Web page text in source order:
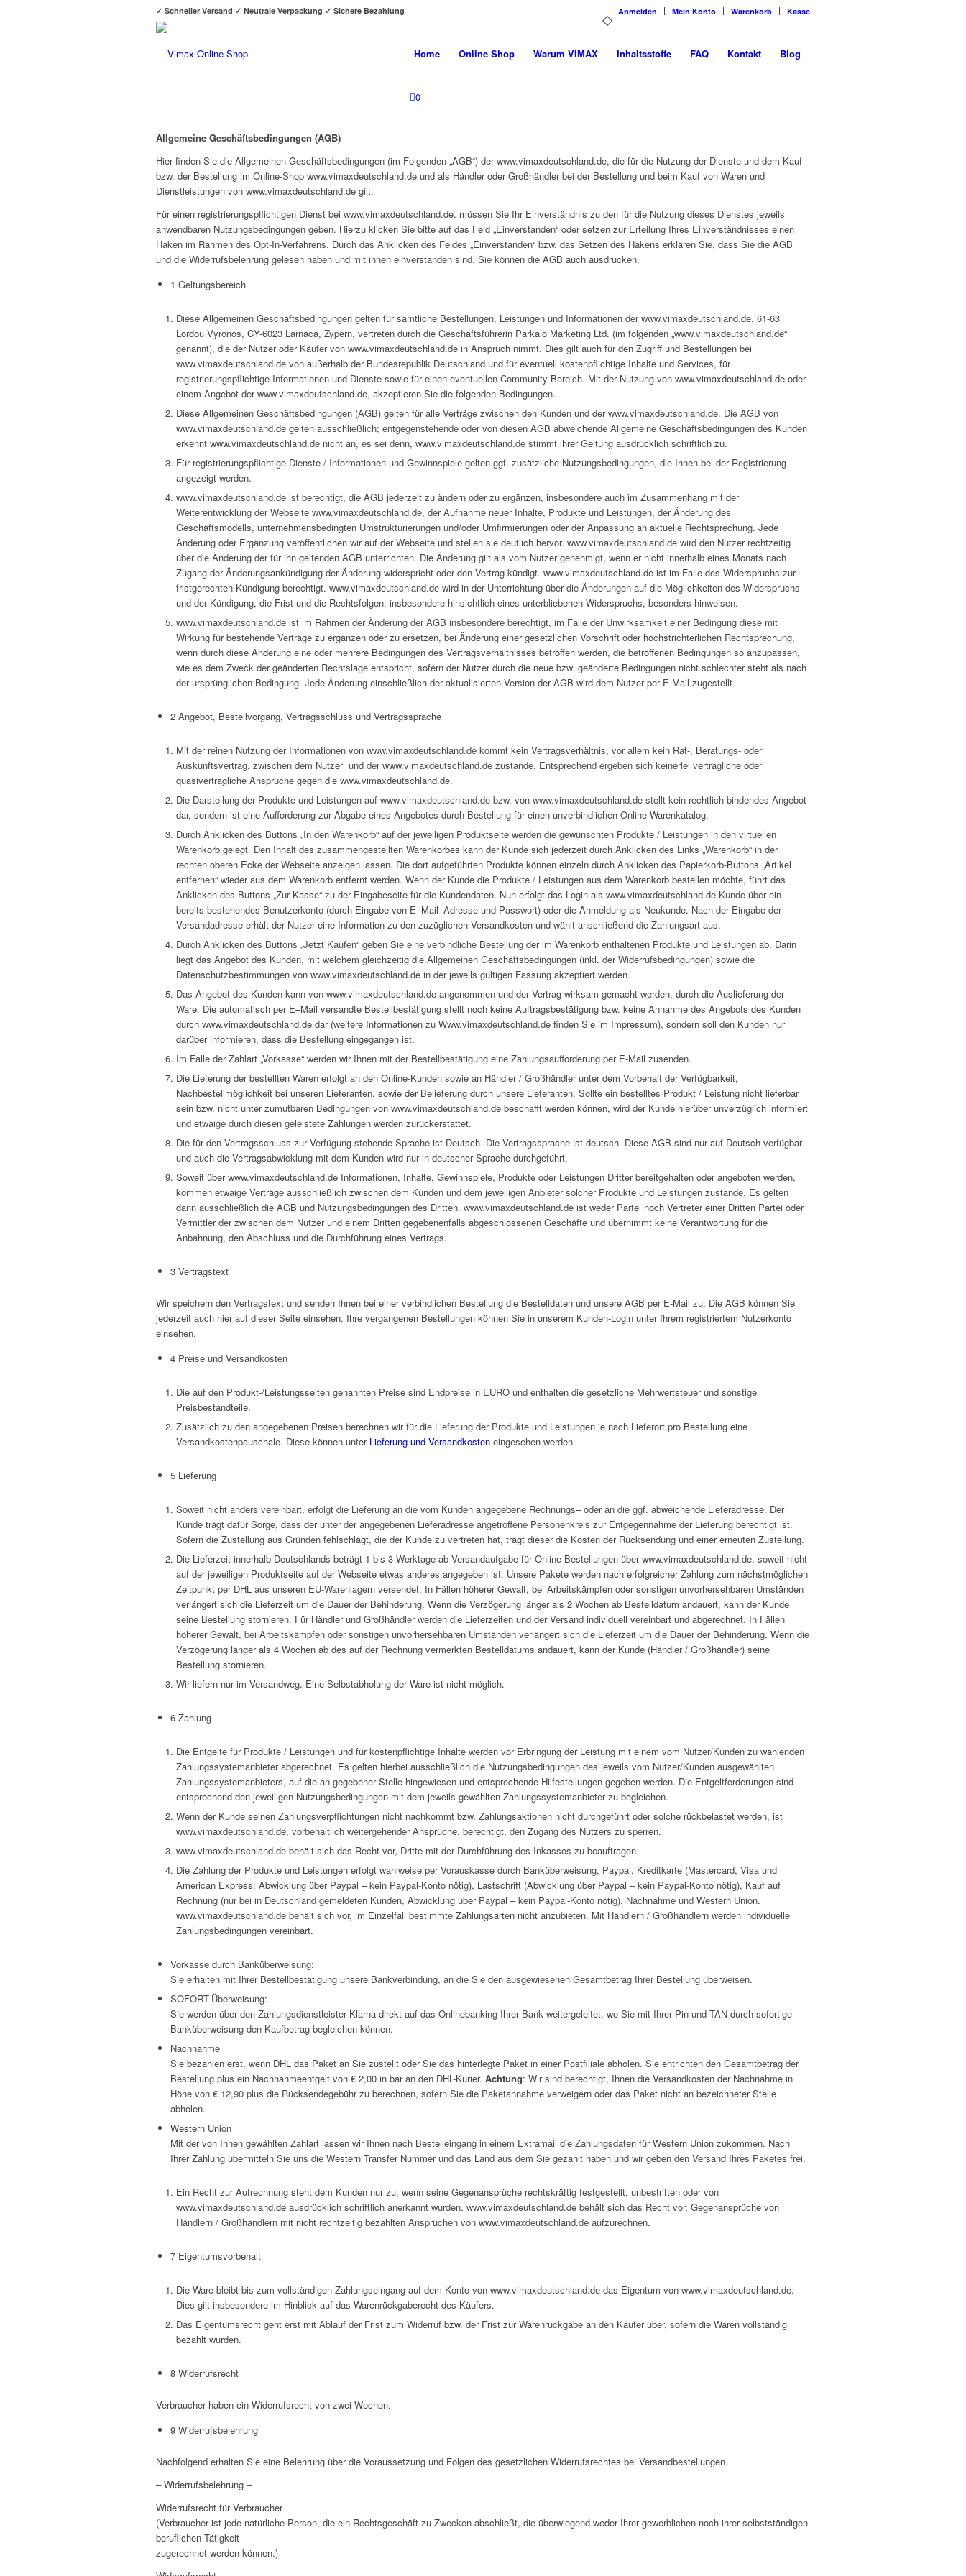
Anmelden Mein Konto Warenkorb Kasse
✓ Schneller Versand ✓ Neutrale Verpackung ✓ Sichere Bezahlung
Home Online Shop Warum VIMAX Inhaltsstoffe FAQ Kontakt Blog
0
Allgemeine Geschäftsbedingungen (AGB)
Hier finden Sie die Allgemeinen Geschäftsbedingungen (im Folgenden „AGB“) der www.vimaxdeutschland.de, die für die Nutzung der Dienste und dem Kauf
bzw. der Bestellung im Online-Shop www.vimaxdeutschland.de und als Händler oder Großhändler bei der Bestellung und beim Kauf von Waren und
Dienstleistungen von www.vimaxdeutschland.de gilt.
Für einen registrierungspflichtigen Dienst bei www.vimaxdeutschland.de. müssen Sie Ihr Einverständnis zu den für die Nutzung dieses Dienstes jeweils
anwendbaren Nutzungsbedingungen geben. Hierzu klicken Sie bitte auf das Feld „Einverstanden“ oder setzen zur Erteilung Ihres Einverständnisses einen
Haken im Rahmen des Opt-In-Verfahrens. Durch das Anklicken des Feldes „Einverstanden“ bzw. das Setzen des Hakens erklären Sie, dass Sie die AGB
und die Widerrufsbelehrung gelesen haben und mit ihnen einverstanden sind. Sie können die AGB auch ausdrucken.
1 Geltungsbereich
Diese Allgemeinen Geschäftsbedingungen gelten für sämtliche Bestellungen, Leistungen und Informationen der www.vimaxdeutschland.de, 61-63
Lordou Vyronos, CY-6023 Larnaca, Zypern, vertreten durch die Geschäftsführerin Parkalo Marketing Ltd. (im folgenden „www.vimaxdeutschland.de“
genannt), die der Nutzer oder Käufer von www.vimaxdeutschland.de in Anspruch nimmt. Dies gilt auch für den Zugriff und Bestellungen bei
www.vimaxdeutschland.de von außerhalb der Bundesrepublik Deutschland und für eventuell kostenpflichtige Inhalte und Services, für
registrierungspflichtige Informationen und Dienste sowie für einen eventuellen Community-Bereich. Mit der Nutzung von www.vimaxdeutschland.de oder
einem Angebot der www.vimaxdeutschland.de, akzeptieren Sie die folgenden Bedingungen.
Diese Allgemeinen Geschäftsbedingungen (AGB) gelten für alle Verträge zwischen den Kunden und der www.vimaxdeutschland.de. Die AGB von
www.vimaxdeutschland.de gelten ausschließlich; entgegenstehende oder von diesen AGB abweichende Allgemeine Geschäftsbedingungen des Kunden
erkennt www.vimaxdeutschland.de nicht an, es sei denn, www.vimaxdeutschland.de stimmt ihrer Geltung ausdrücklich schriftlich zu.
Für registrierungspflichtige Dienste / Informationen und Gewinnspiele gelten ggf. zusätzliche Nutzungsbedingungen, die Ihnen bei der Registrierung
angezeigt werden.
www.vimaxdeutschland.de ist berechtigt, die AGB jederzeit zu ändern oder zu ergänzen, insbesondere auch im Zusammenhang mit der
Weiterentwicklung der Webseite www.vimaxdeutschland.de, der Aufnahme neuer Inhalte, Produkte und Leistungen, der Änderung des
Geschäftsmodells, unternehmensbedingten Umstrukturierungen und/oder Umfirmierungen oder der Anpassung an aktuelle Rechtsprechung. Jede
Änderung oder Ergänzung veröffentlichen wir auf der Webseite und stellen sie deutlich hervor. www.vimaxdeutschland.de wird den Nutzer rechtzeitig
über die Änderung der für ihn geltenden AGB unterrichten. Die Änderung gilt als vom Nutzer genehmigt, wenn er nicht innerhalb eines Monats nach
Zugang der Änderungsankündigung der Änderung widerspricht oder den Vertrag kündigt. www.vimaxdeutschland.de ist im Falle des Widerspruchs zur
fristgerechten Kündigung berechtigt. www.vimaxdeutschland.de wird in der Unterrichtung über die Änderungen auf die Möglichkeiten des Widerspruchs
und der Kündigung, die Frist und die Rechtsfolgen, insbesondere hinsichtlich eines unterbliebenen Widerspruchs, besonders hinweisen.
www.vimaxdeutschland.de ist im Rahmen der Änderung der AGB insbesondere berechtigt, im Falle der Unwirksamkeit einer Bedingung diese mit
Wirkung für bestehende Verträge zu ergänzen oder zu ersetzen, bei Änderung einer gesetzlichen Vorschrift oder höchstrichterlichen Rechtsprechung,
wenn durch diese Änderung eine oder mehrere Bedingungen des Vertragsverhältnisses betroffen werden, die betroffenen Bedingungen so anzupassen,
wie es dem Zweck der geänderten Rechtslage entspricht, sofern der Nutzer durch die neue bzw. geänderte Bedingungen nicht schlechter steht als nach
der ursprünglichen Bedingung. Jede Änderung einschließlich der aktualisierten Version der AGB wird dem Nutzer per E-Mail zugestellt.
2 Angebot, Bestellvorgang, Vertragsschluss und Vertragssprache
Mit der reinen Nutzung der Informationen von www.vimaxdeutschland.de kommt kein Vertragsverhältnis, vor allem kein Rat-, Beratungs- oder
Auskunftsvertrag, zwischen dem Nutzer und der www.vimaxdeutschland.de zustande. Entsprechend ergeben sich keinerlei vertragliche oder
quasivertragliche Ansprüche gegen die www.vimaxdeutschland.de.
Die Darstellung der Produkte und Leistungen auf www.vimaxdeutschland.de bzw. von www.vimaxdeutschland.de stellt kein rechtlich bindendes Angebot
dar, sondern ist eine Aufforderung zur Abgabe eines Angebotes durch Bestellung für einen unverbindlichen Online-Warenkatalog.
Durch Anklicken des Buttons „In den Warenkorb“ auf der jeweiligen Produktseite werden die gewünschten Produkte / Leistungen in den virtuellen
Warenkorb gelegt. Den Inhalt des zusammengestellten Warenkorbes kann der Kunde sich jederzeit durch Anklicken des Links „Warenkorb“ in der
rechten oberen Ecke der Webseite anzeigen lassen. Die dort aufgeführten Produkte können einzeln durch Anklicken des Papierkorb-Buttons „Artikel
entfernen“ wieder aus dem Warenkorb entfernt werden. Wenn der Kunde die Produkte / Leistungen aus dem Warenkorb bestellen möchte, führt das
Anklicken des Buttons „Zur Kasse“ zu der Eingabeseite für die Kundendaten. Nun erfolgt das Login als www.vimaxdeutschland.de-Kunde über ein
bereits bestehendes Benutzerkonto (durch Eingabe von E–Mail–Adresse und Passwort) oder die Anmeldung als Neukunde. Nach der Eingabe der
Versandadresse erhält der Nutzer eine Information zu den zuzüglichen Versandkosten und wählt anschließend die Zahlungsart aus.
Durch Anklicken des Buttons „Jetzt Kaufen“ geben Sie eine verbindliche Bestellung der im Warenkorb enthaltenen Produkte und Leistungen ab. Darin
liegt das Angebot des Kunden, mit welchem gleichzeitig die Allgemeinen Geschäftsbedingungen (inkl. der Widerrufsbedingungen) sowie die
Datenschutzbestimmungen von www.vimaxdeutschland.de in der jeweils gültigen Fassung akzeptiert werden.
Das Angebot des Kunden kann von www.vimaxdeutschland.de angenommen und der Vertrag wirksam gemacht werden, durch die Auslieferung der
Ware. Die automatisch per E–Mail versandte Bestellbestätigung stellt noch keine Auftragsbestätigung bzw. keine Annahme des Angebots des Kunden
durch www.vimaxdeutschland.de dar (weitere Informationen zu Www.vimaxdeutschland.de finden Sie im Impressum), sondern soll den Kunden nur
darüber informieren, dass die Bestellung eingegangen ist.
Im Falle der Zahlart „Vorkasse“ werden wir Ihnen mit der Bestellbestätigung eine Zahlungsaufforderung per E-Mail zusenden.
Die Lieferung der bestellten Waren erfolgt an den Online-Kunden sowie an Händler / Großhändler unter dem Vorbehalt der Verfügbarkeit,
Nachbestellmöglichkeit bei unseren Lieferanten, sowie der Belieferung durch unsere Lieferanten. Sollte ein bestelltes Produkt / Leistung nicht lieferbar
sein bzw. nicht unter zumutbaren Bedingungen von www.vimaxdeutschland.de beschafft werden können, wird der Kunde hierüber unverzüglich informiert
und etwaige durch diesen geleistete Zahlungen werden zurückerstattet.
Die für den Vertragsschluss zur Verfügung stehende Sprache ist Deutsch. Die Vertragssprache ist deutsch. Diese AGB sind nur auf Deutsch verfügbar
und auch die Vertragsabwicklung mit dem Kunden wird nur in deutscher Sprache durchgeführt.
Soweit über www.vimaxdeutschland.de Informationen, Inhalte, Gewinnspiele, Produkte oder Leistungen Dritter bereitgehalten oder angeboten werden,
kommen etwaige Verträge ausschließlich zwischen dem Kunden und dem jeweiligen Anbieter solcher Produkte und Leistungen zustande. Es gelten
dann ausschließlich die AGB und Nutzungsbedingungen des Dritten. www.vimaxdeutschland.de ist weder Partei noch Vertreter einer Dritten Partei oder
Vermittler der zwischen dem Nutzer und einem Dritten gegebenenfalls abgeschlossenen Geschäfte und übernimmt keine Verantwortung für die
Anbahnung, den Abschluss und die Durchführung eines Vertrags.
3 Vertragstext
Wir speichern den Vertragstext und senden Ihnen bei einer verbindlichen Bestellung die Bestelldaten und unsere AGB per E-Mail zu. Die AGB können Sie
jederzeit auch hier auf dieser Seite einsehen. Ihre vergangenen Bestellungen können Sie in unserem Kunden-Login unter Ihrem registriertem Nutzerkonto
einsehen.
4 Preise und Versandkosten
Die auf den Produkt-/Leistungsseiten genannten Preise sind Endpreise in EURO und enthalten die gesetzliche Mehrwertsteuer und sonstige
Preisbestandteile.
Zusätzlich zu den angegebenen Preisen berechnen wir für die Lieferung der Produkte und Leistungen je nach Lieferort pro Bestellung eine
Versandkostenpauschale. Diese können unter Lieferung und Versandkosten eingesehen werden.
5 Lieferung
Soweit nicht anders vereinbart, erfolgt die Lieferung an die vom Kunden angegebene Rechnungs– oder an die ggf. abweichende Lieferadresse. Der
Kunde trägt dafür Sorge, dass der unter der angegebenen Lieferadresse angetroffene Personenkreis zur Entgegennahme der Lieferung berechtigt ist.
Sofern die Zustellung aus Gründen fehlschlägt, die der Kunde zu vertreten hat, trägt dieser die Kosten der Rücksendung und einer erneuten Zustellung.
Die Lieferzeit innerhalb Deutschlands beträgt 1 bis 3 Werktage ab Versandaufgabe für Online-Bestellungen über www.vimaxdeutschland.de, soweit nicht
auf der jeweiligen Produktseite auf der Webseite etwas anderes angegeben ist. Unsere Pakete werden nach erfolgreicher Zahlung zum nächstmöglichen
Zeitpunkt per DHL aus unseren EU-Warenlagern versendet. In Fällen höherer Gewalt, bei Arbeitskämpfen oder sonstigen unvorhersehbaren Umständen
verlängert sich die Lieferzeit um die Dauer der Behinderung. Wenn die Verzögerung länger als 2 Wochen ab Bestelldatum andauert, kann der Kunde
seine Bestellung stornieren. Für Händler und Großhändler werden die Lieferzeiten und der Versand individuell vereinbart und abgerechnet. In Fällen
höherer Gewalt, bei Arbeitskämpfen oder sonstigen unvorhersehbaren Umständen verlängert sich die Lieferzeit um die Dauer der Behinderung. Wenn die
Verzögerung länger als 4 Wochen ab des auf der Rechnung vermerkten Bestelldatums andauert, kann der Kunde (Händler / Großhändler) seine
Bestellung stornieren.
Wir liefern nur im Versandweg. Eine Selbstabholung der Ware ist nicht möglich.
6 Zahlung
Die Entgelte für Produkte / Leistungen und für kostenpflichtige Inhalte werden vor Erbringung der Leistung mit einem vom Nutzer/Kunden zu wählenden
Zahlungssystemanbieter abgerechnet. Es gelten hierbei ausschließlich die Nutzungsbedingungen des jeweils vom Nutzer/Kunden ausgewählten
Zahlungssystemanbieters, auf die an gegebener Stelle hingewiesen und entsprechende Hilfestellungen gegeben werden. Die Entgeltforderungen sind
entsprechend den jeweiligen Nutzungsbedingungen mit dem jeweils gewählten Zahlungssystemanbieter zu begleichen.
Wenn der Kunde seinen Zahlungsverpflichtungen nicht nachkommt bzw. Zahlungsaktionen nicht durchgeführt oder solche rückbelastet werden, ist
www.vimaxdeutschland.de, vorbehaltlich weitergehender Ansprüche, berechtigt, den Zugang des Nutzers zu sperren.
www.vimaxdeutschland.de behält sich das Recht vor, Dritte mit der Durchführung des Inkassos zu beauftragen.
Die Zahlung der Produkte und Leistungen erfolgt wahlweise per Vorauskasse durch Banküberweisung, Paypal, Kreditkarte (Mastercard, Visa und
American Express: Abwicklung über Paypal – kein Paypal-Konto nötig), Lastschrift (Abwicklung über Paypal – kein Paypal-Konto nötig), Kauf auf
Rechnung (nur bei in Deutschland gemeldeten Kunden, Abwicklung über Paypal – kein Paypal-Konto nötig), Nachnahme und Western Union.
www.vimaxdeutschland.de behält sich vor, im Einzelfall bestimmte Zahlungsarten nicht anzubieten. Mit Händlern / Großhändlern werden individuelle
Zahlungsbedingungen vereinbart.
Vorkasse durch Banküberweisung:
Sie erhalten mit Ihrer Bestellbestätigung unsere Bankverbindung, an die Sie den ausgewiesenen Gesamtbetrag Ihrer Bestellung überweisen.
SOFORT-Überweisung:
Sie werden über den Zahlungsdienstleister Klarna direkt auf das Onlinebanking Ihrer Bank weitergeleitet, wo Sie mit Ihrer Pin und TAN durch sofortige
Banküberweisung den Kaufbetrag begleichen können.
Nachnahme
Sie bezahlen erst, wenn DHL das Paket an Sie zustellt oder Sie das hinterlegte Paket in einer Postfiliale abholen. Sie entrichten den Gesamtbetrag der
Bestellung plus ein Nachnahmeentgelt von € 2,00 in bar an den DHL-Kurier. Achtung: Wir sind berechtigt, Ihnen die Versandkosten der Nachnahme in
Höhe von € 12,90 plus die Rücksendegebühr zu berechnen, sofern Sie die Paketannahme verweigern oder das Paket nicht an bezeichneter Stelle
abholen.
Western Union
Mit der von Ihnen gewählten Zahlart lassen wir Ihnen nach Bestelleingang in einem Extramail die Zahlungsdaten für Western Union zukommen. Nach
Ihrer Zahlung übermitteln Sie uns die Western Transfer Nummer und das Land aus dem Sie gezahlt haben und wir geben den Versand Ihres Paketes frei.
Ein Recht zur Aufrechnung steht dem Kunden nur zu, wenn seine Gegenansprüche rechtskräftig festgestellt, unbestritten oder von
www.vimaxdeutschland.de ausdrücklich schriftlich anerkannt wurden. www.vimaxdeutschland.de behält sich das Recht vor, Gegenansprüche von
Händlern / Großhändlern mit nicht rechtzeitig bezahlten Ansprüchen von www.vimaxdeutschland.de aufzurechnen.
7 Eigentumsvorbehalt
Die Ware bleibt bis zum vollständigen Zahlungseingang auf dem Konto von www.vimaxdeutschland.de das Eigentum von www.vimaxdeutschland.de.
Dies gilt insbesondere im Hinblick auf das Warenrückgaberecht des Käufers.
Das Eigentumsrecht geht erst mit Ablauf der Frist zum Widerruf bzw. der Frist zur Warenrückgabe an den Käufer über, sofern die Waren vollständig
bezahlt wurden.
8 Widerrufsrecht
Verbraucher haben ein Widerrufsrecht von zwei Wochen.
9 Widerrufsbelehrung
Nachfolgend erhalten Sie eine Belehrung über die Voraussetzung und Folgen des gesetzlichen Widerrufsrechtes bei Versandbestellungen.
– Widerrufsbelehrung –
Widerrufsrecht für Verbraucher
(Verbraucher ist jede natürliche Person, die ein Rechtsgeschäft zu Zwecken abschließt, die überwiegend weder Ihrer gewerblichen noch ihrer selbstständigen
beruflichen Tätigkeit
zugerechnet werden können.)